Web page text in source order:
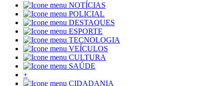
NOTÍCIAS
POLICIAL
DESTAQUES
ESPORTE
TECNOLOGIA
VEÍCULOS
CULTURA
SAÚDE
+
CIDADANIA